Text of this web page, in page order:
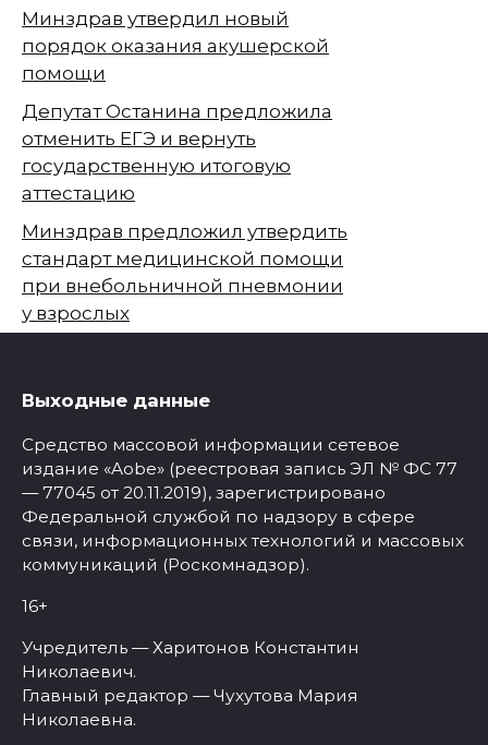
Минздрав утвердил новый
порядок оказания акушерской
помощи
Депутат Останина предложила
отменить ЕГЭ и вернуть
государственную итоговую
аттестацию
Минздрав предложил утвердить
стандарт медицинской помощи
при внебольничной пневмонии
у взрослых
Выходные данные
Средство массовой информации сетевое
издание «Aobe» (реестровая запись ЭЛ № ФС 77
— 77045 от 20.11.2019), зарегистрировано
Федеральной службой по надзору в сфере
связи, информационных технологий и массовых
коммуникаций (Роскомнадзор).
16+
Учредитель — Харитонов Константин
Николаевич.
Главный редактор — Чухутова Мария
Николаевна.